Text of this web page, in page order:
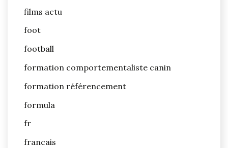
films actu
foot
football
formation comportementaliste canin
formation référencement
formula
fr
francais